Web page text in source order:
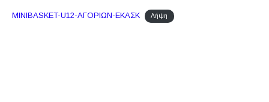
ΜΙΝΙBASKET-U12-ΑΓΟΡΙΩΝ-ΕΚΑΣΚ Λήψη